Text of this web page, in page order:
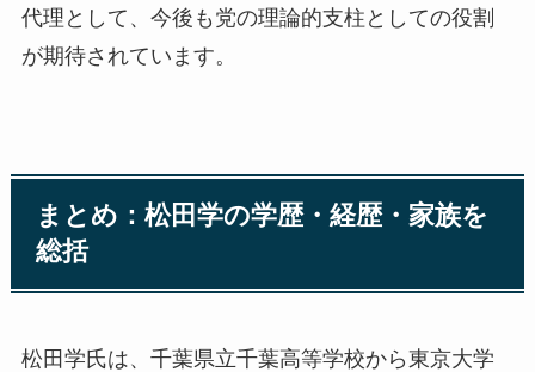
代理として、今後も党の理論的支柱としての役割
が期待されています。
まとめ：松田学の学歴・経歴・家族を
総括
松田学氏は、千葉県立千葉高等学校から東京大学